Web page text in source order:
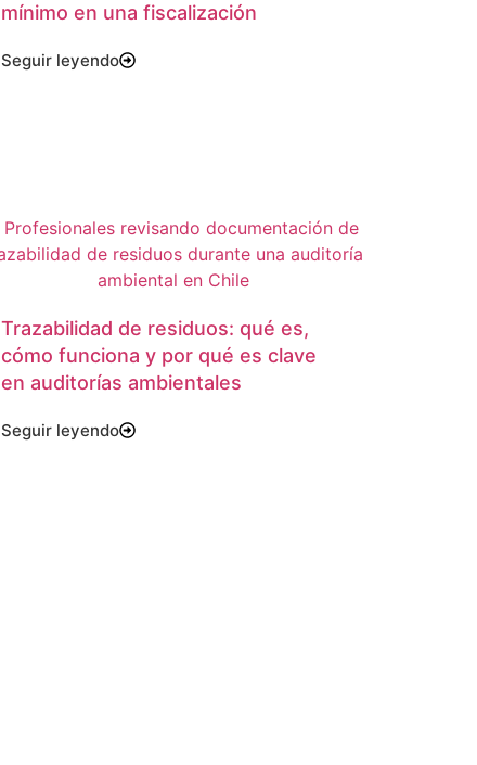
mínimo en una fiscalización
Seguir leyendo
Trazabilidad de residuos: qué es,
cómo funciona y por qué es clave
en auditorías ambientales
Seguir leyendo